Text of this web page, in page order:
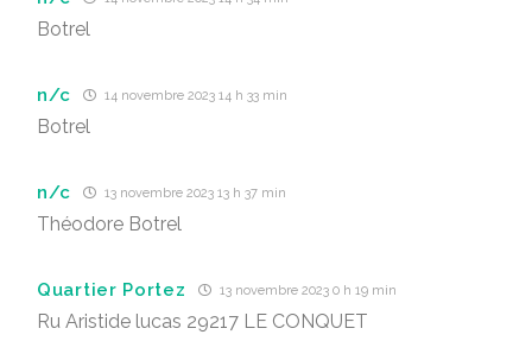
Botrel
n/c 14 novembre 2023 14 h 33 min
Botrel
n/c 13 novembre 2023 13 h 37 min
Théodore Botrel
Quartier Portez 13 novembre 2023 0 h 19 min
Ru Aristide lucas 29217 LE CONQUET